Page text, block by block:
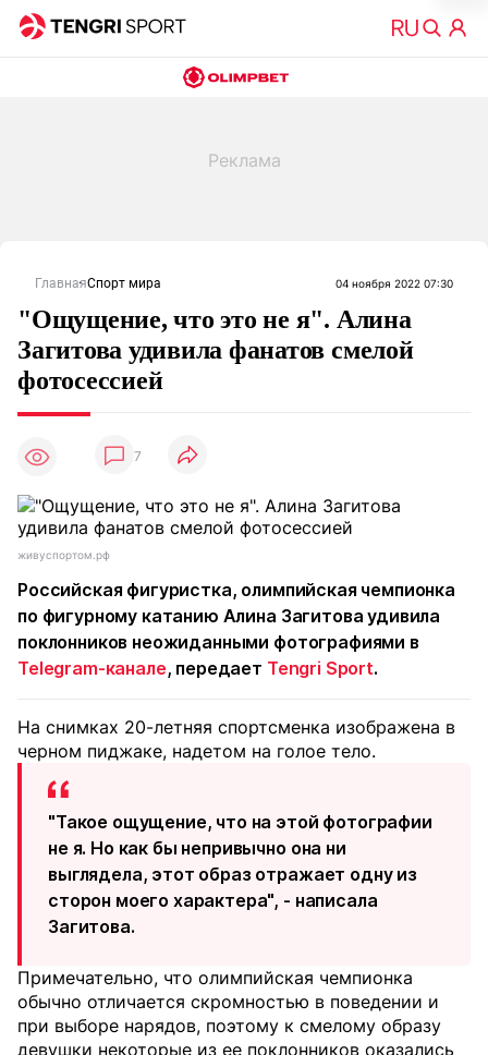
ГлавнаяСпорт мира 04 ноября 2022 07:30
"Ощущение, что это не я". Алина
Загитова удивила фанатов смелой
фотосессией
7
живуспортом.рф
Российская фигуристка, олимпийская чемпионка
по фигурному катанию Алина Загитова удивила
поклонников неожиданными фотографиями в
Telegram-канале, передает Tengri Sport.
На снимках 20-летняя спортсменка изображена в
черном пиджаке, надетом на голое тело.
"Такое ощущение, что на этой фотографии
не я. Но как бы непривычно она ни
выглядела, этот образ отражает одну из
сторон моего характера", - написала
Загитова.
Примечательно, что олимпийская чемпионка
обычно отличается скромностью в поведении и
при выборе нарядов, поэтому к смелому образу
девушки некоторые из ее поклонников оказались